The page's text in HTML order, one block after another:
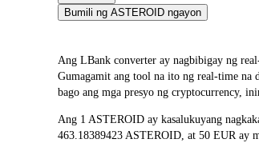
Bumili ng ASTEROID ngayon
Ang LBank converter ay nagbibigay ng
Gumagamit ang tool na ito ng real-time na
bago ang mga presyo ng cryptocurrency,
Ang 1 ASTEROID ay kasalukuyang
463.18389423 ASTEROID, at 50 EUR ay